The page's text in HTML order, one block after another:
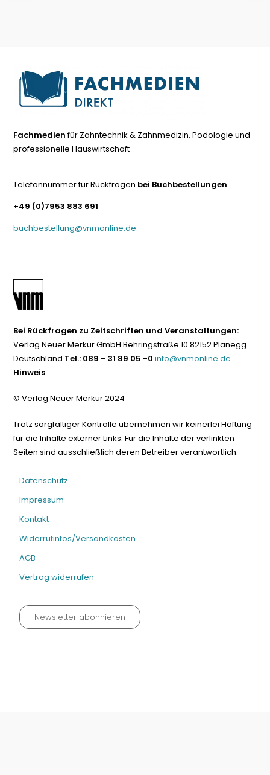
Fachmedienfür Zahntechnik & Zahnmedizin, Podologie und
professionelle Hauswirtschaft
Telefonnummer für Rückfragen bei Buchbestellungen
+49 (0)7953 883 691
buchbestellung@vnmonline.de
Bei Rückfragen zu Zeitschriften und Veranstaltungen:
Verlag Neuer Merkur GmbH Behringstraße 10 82152 Planegg
Deutschland Tel.: 089 – 31 89 05 -0 info@vnmonline.de
Hinweis
© Verlag Neuer Merkur 2024
Trotz sorgfältiger Kontrolle übernehmen wir keinerlei Haftung
für die Inhalte externer Links. Für die Inhalte der verlinkten
Seiten sind ausschließlich deren Betreiber verantwortlich.
Datenschutz
Impressum
Kontakt
Widerrufinfos/Versandkosten
AGB
Vertrag widerrufen
Newsletter abonnieren